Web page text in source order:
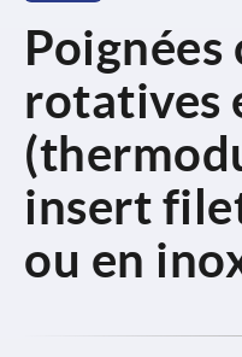
Poignées
rotatives
insert
ou en